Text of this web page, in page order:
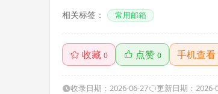
相关标签： 常用邮箱
收藏 0 点赞 0 手机查看
收录日期：2026-06-27 更新日期：2026-